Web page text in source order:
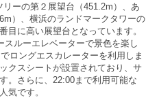
ーの第２展望台（451.2m）、あ
）、横浜のランドマークタワーの
目に高い展望台となっています。
ルーエレベーターで景色を楽し
ロングエスカレーターを利用しま
クスシートが設置されており、サ
。さらに、22:00まで利用可能な
気です。